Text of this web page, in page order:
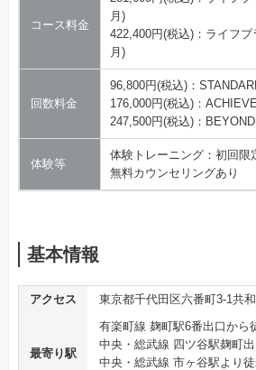
コース料金
月)
422,400円(税込)：ライフ
月)
回数料金
96,800円(税込)：
176,000円(税込)：
247,500円(税込)：
体験等
体験トレーニング：初回限
無料カウンセリングあり
基本情報
アクセス 東京都千代田区六番町3-1共
最寄り駅
有楽町線 麹町駅6番出口から
中央・総武線 四ツ谷駅麹町
中央・総武線 市ヶ谷駅より